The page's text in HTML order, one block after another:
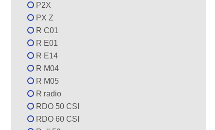
P2X
PX Z
R C01
R E01
R E14
R M04
R M05
R radio
RDO 50 CSI
RDO 60 CSI